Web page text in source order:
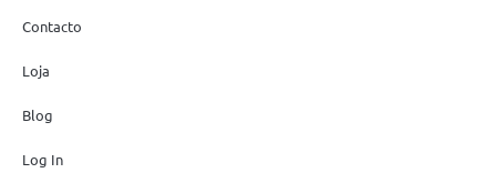
Contacto
Loja
Blog
Log In